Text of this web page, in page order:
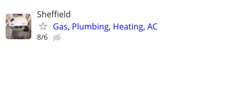
Sheffield
Gas, Plumbing, Heating, AC
8/6